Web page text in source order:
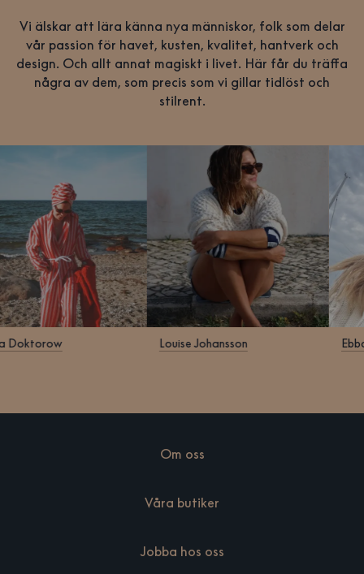
Vi älskar att lära känna nya människor, folk som delar
vår passion för havet, kusten, kvalitet, hantverk och
design. Och allt annat magiskt i livet. Här får du träffa
några av dem, som precis som vi gillar tidlöst och
stilrent.
Doktorow Louise Johansson
Om oss
Våra butiker
Jobba hos oss